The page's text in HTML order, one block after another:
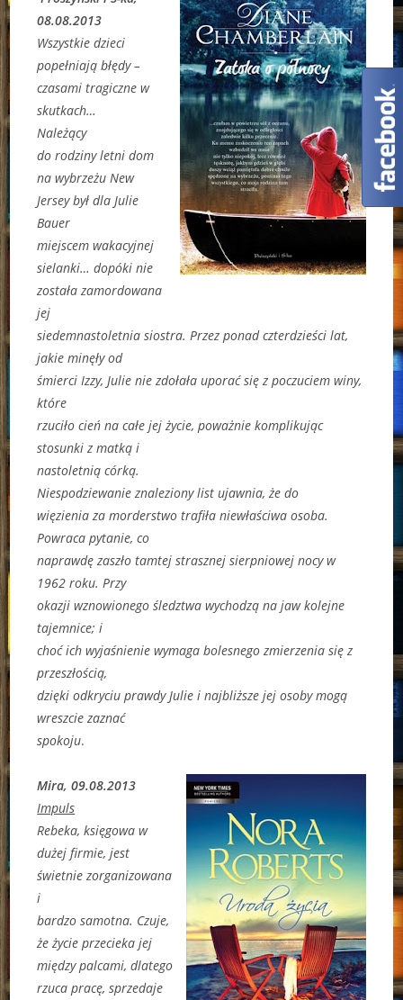
08.08.2013
Wszystkie dzieci
popełniają błędy –
czasami tragiczne w
skutkach…
Należący
do rodziny letni dom
na wybrzeżu New
Jersey był dla Julie
Bauer
miejscem wakacyjnej
sielanki… dopóki nie
została zamordowana
jej
siedemnastoletnia siostra. Przez ponad czterdzieści lat,
jakie minęły od
śmierci Izzy, Julie nie zdołała uporać się z poczuciem winy,
które
rzuciło cień na całe jej życie, poważnie komplikując
stosunki z matką i
nastoletnią córką.
Niespodziewanie znaleziony list ujawnia, że do
więzienia za morderstwo trafiła niewłaściwa osoba.
Powraca pytanie, co
naprawdę zaszło tamtej strasznej sierpniowej nocy w
1962 roku. Przy
okazji wznowionego śledztwa wychodzą na jaw kolejne
tajemnice; i
choć ich wyjaśnienie wymaga bolesnego zmierzenia się z
przeszłością,
dzięki odkryciu prawdy Julie i najbliższe jej osoby mogą
wreszcie zaznać
spokoju.
Mira, 09.08.2013
Impuls
Rebeka, księgowa w
dużej firmie, jest
świetnie zorganizowana
i
bardzo samotna. Czuje,
że życie przecieka jej
między palcami, dlatego
rzuca pracę, sprzedaje